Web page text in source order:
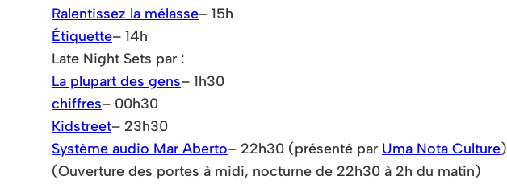
Ralentissez la mélasse– 15h
Étiquette– 14h
Late Night Sets par :
La plupart des gens– 1h30
chiffres– 00h30
Kidstreet– 23h30
Système audio Mar Aberto– 22h30 (présenté par Uma Nota Culture)
(Ouverture des portes à midi, nocturne de 22h30 à 2h du matin)